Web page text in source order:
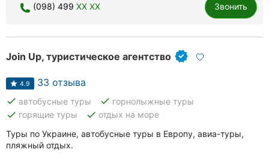
(098) 499 XX XX Звонить
Join Up, туристическое агентство
4.9 33 отзыва
done автобусные туры done горнолыжные туры
done горящие туры done отдых на море
Туры по Украине, автобусные туры в Европу, авиа-туры,
пляжный отдых.